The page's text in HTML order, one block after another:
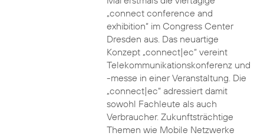
„connect conference and
exhibition“ im Congress Center
Dresden aus. Das neuartige
Konzept „connect|ec“ vereint
Telekommunikationskonferenz und
-messe in einer Veranstaltung. Die
„connect|ec“ adressiert damit
sowohl Fachleute als auch
Verbraucher. Zukunftsträchtige
Themen wie Mobile Netzwerke